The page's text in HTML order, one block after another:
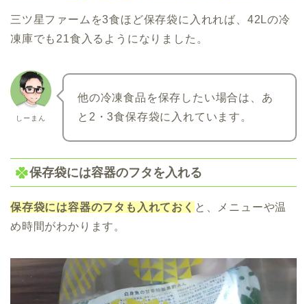
三ツ星ファームを3食ほど保存袋に入れれば、42Lの冷
凍庫でも21食入るようになりました。
しーまん
他の冷凍食品を保存したい場合は、あ
と2・3食保存袋に入れています。
保存袋には容器のフタを入れる
保存袋には容器のフタも入れておく と、メニューや温
め時間がわかります。